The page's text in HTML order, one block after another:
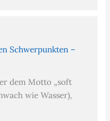
Schwerpunkten –
dem Motto „soft
wie Wasser),